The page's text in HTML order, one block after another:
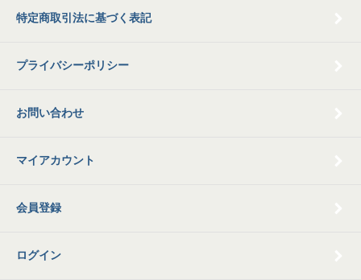
特定商取引法に基づく表記
プライバシーポリシー
お問い合わせ
マイアカウント
会員登録
ログイン